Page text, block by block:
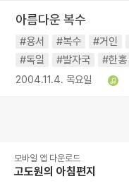
아름다운 복수
#용서 #복수 #거인
#독일
#발자국 #한홍
2004.11.4. 목요일
모바일 앱 다운로드
고도원의 아침편지